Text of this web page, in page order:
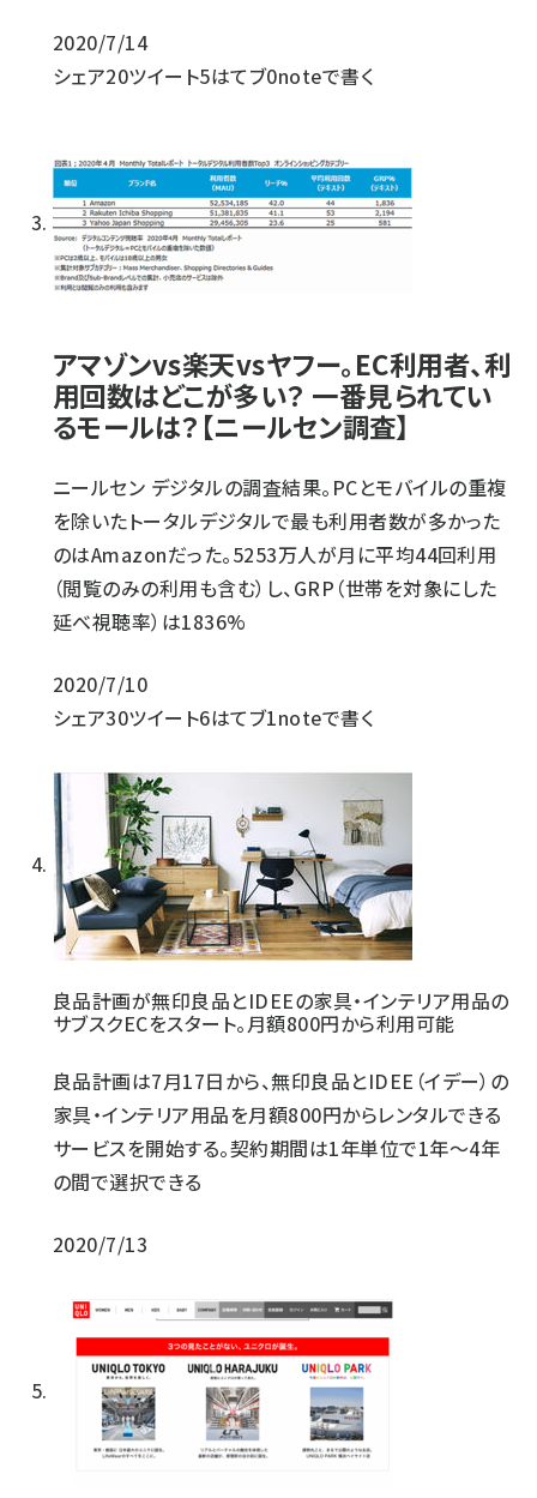
2020/7/14
シェア20ツイート5はてブ0noteで書く
アマゾンvs楽天vsヤフー。EC利用者、利
用回数はどこが多い？ 一番見られてい
るモールは？【ニールセン調査】
ニールセン デジタルの調査結果。PCとモバイルの重複
を除いたトータルデジタルで最も利用者数が多かった
のはAmazonだった。5253万人が月に平均44回利用
（閲覧のみの利用も含む）し、GRP（世帯を対象にした
延べ視聴率）は1836%
2020/7/10
シェア30ツイート6はてブ1noteで書く
良品計画が無印良品とIDEEの家具・インテリア用品の
サブスクECをスタート。月額800円から利用可能
良品計画は7月17日から、無印良品とIDEE（イデー）の
家具・インテリア用品を月額800円からレンタルできる
サービスを開始する。契約期間は1年単位で1年～4年
の間で選択できる
2020/7/13